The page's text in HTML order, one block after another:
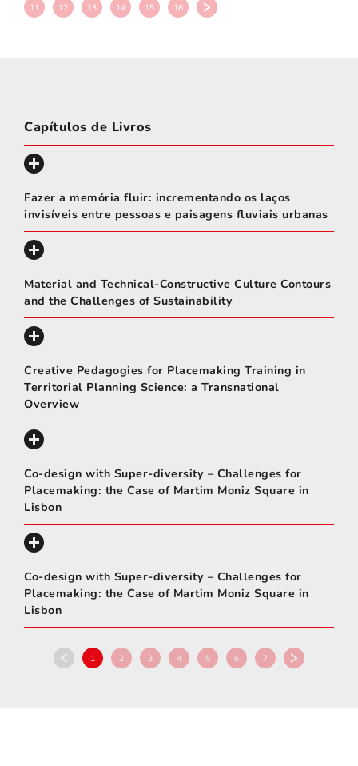
11 12 13 14 15 16
Capítulos de Livros
Fazer a memória fluir: incrementando os laços
invisíveis entre pessoas e paisagens fluviais urbanas
Material and Technical-Constructive Culture Contours
and the Challenges of Sustainability
Creative Pedagogies for Placemaking Training in
Territorial Planning Science: a Transnational
Overview
Co-design with Super-diversity – Challenges for
Placemaking: the Case of Martim Moniz Square in
Lisbon
Co-design with Super-diversity – Challenges for
Placemaking: the Case of Martim Moniz Square in
Lisbon
1 2 3 4 5 6 7